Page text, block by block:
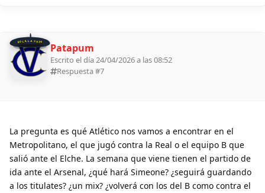
BOLILLA 2026 Patapum
Escrito el día 24/04/2026 a las 08:52
Respuesta #7
La pregunta es qué Atlético nos vamos a encontrar en el
Metropolitano, el que jugó contra la Real o el equipo B que
salió ante el Elche. La semana que viene tienen el partido de
ida ante el Arsenal, ¿qué hará Simeone? ¿seguirá guardando
a los titulates? ¿un mix? ¿volverá con los del B como contra el